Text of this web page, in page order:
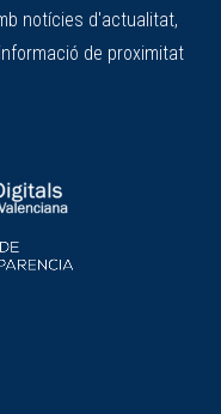
notícies d'actualitat,
de proximitat